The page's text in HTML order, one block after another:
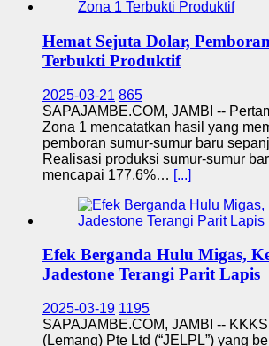
Hemat Sejuta Dolar,
Terbukti Produktif
2025-03-21 865
SAPAJAMBE.COM, JAMBI --
Zona 1 mencatatkan hasil yang
pemboran sumur-sumur baru
Realisasi produksi sumur-sumur
mencapai 177,6%… [...]
Efek Berganda Hulu Migas,
Jadestone Terangi Parit Lapis
2025-03-19 1195
SAPAJAMBE.COM, JAMBI --
(Lemang) Pte Ltd (“JELPL”) yang